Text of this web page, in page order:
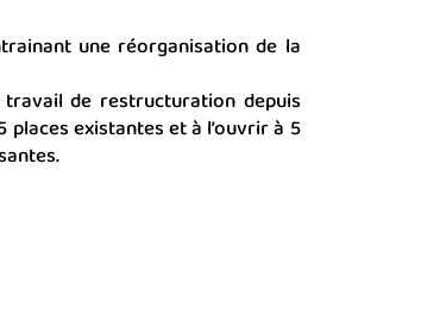
une réorganisation de la
travail de restructuration depuis
existantes et à l’ouvrir à 5